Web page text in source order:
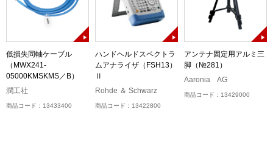
低損失同軸ケーブル
（MWX241-
05000KMSKMS／B）
潤工社
商品コード：13433400
ハンドヘルドスペクトラ
ムアナライザ（FSH13）
Ⅱ
Rohde ＆ Schwarz
商品コード：13422800
アンテナ固定用アルミ三
脚（№281）
Aaronia AG
商品コード：13429000